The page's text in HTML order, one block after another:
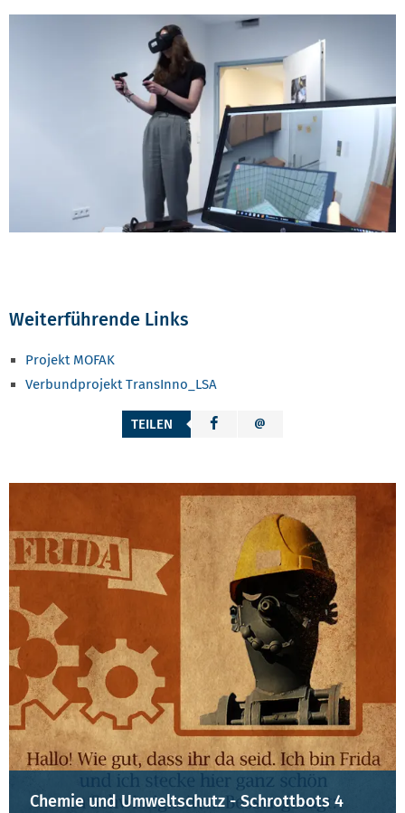
Weiterführende Links
Projekt MOFAK
Verbundprojekt TransInno_LSA
TEILEN
Chemie und Umweltschutz - Schrottbots 4